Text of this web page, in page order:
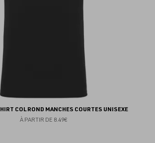
COL ROND MANCHES COURTES UNISEXE
À PARTIR DE 8.49€